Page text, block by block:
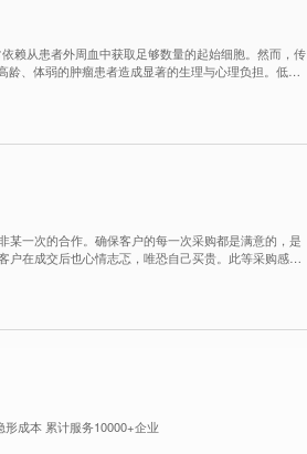
赖从患者外周血中获取足够数量的起始细胞。然而，传
、体弱的肿瘤患者造成显著的生理与心理负担。低采
益于该免疫疗法。
一次的合作。确保客户的每一次采购都是满意的，是
户在成交后也心情志忑，唯恐自己买贵。此等采购感
全线产品明码标价 专属采购顾问1对1服务 诚信合作拒绝隐形成本 累计服务10000+企业